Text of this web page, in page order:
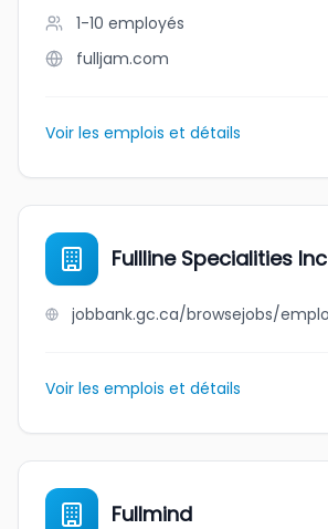
1-10 employés
fulljam.com
Voir les emplois et détails
Fullline Specialities Inc
Voir les emplois et détails
Fullmind